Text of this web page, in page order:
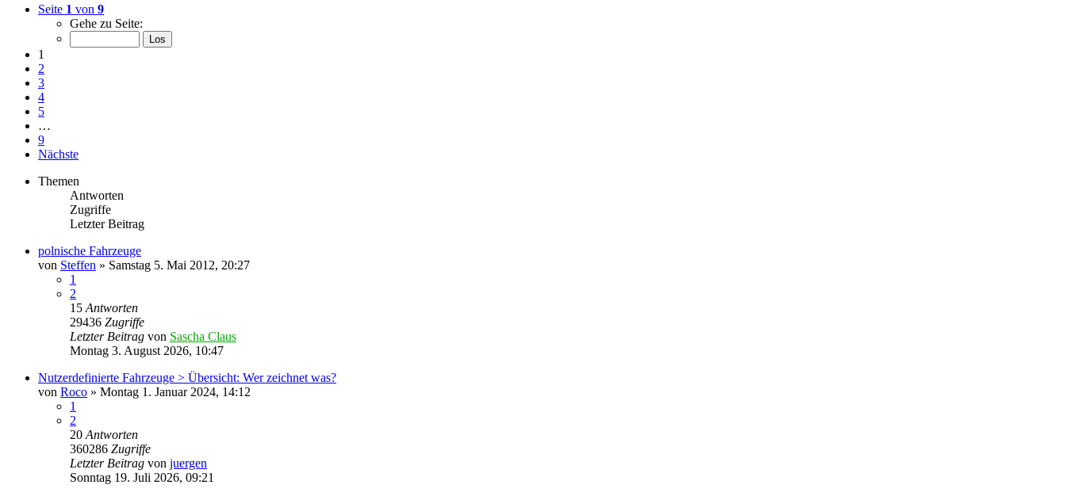
Seite 1 von 9
Gehe zu Seite:
1
2
3
4
5
…
9
Nächste
Themen
Antworten
Zugriffe
Letzter Beitrag
polnische Fahrzeuge
von Steffen » Samstag 5. Mai 2012, 20:27
1
2
15 Antworten
29436 Zugriffe
Letzter Beitrag von Sascha Claus
Montag 3. August 2026, 10:47
Nutzerdefinierte Fahrzeuge > Übersicht: Wer zeichnet was?
von Roco » Montag 1. Januar 2024, 14:12
1
2
20 Antworten
360286 Zugriffe
Letzter Beitrag von juergen
Sonntag 19. Juli 2026, 09:21